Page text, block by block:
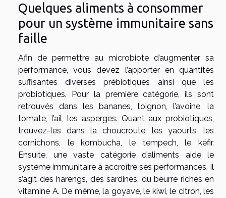
Quelques aliments à consommer
pour un système immunitaire sans
faille
Afin de permettre au microbiote d’augmenter sa
performance, vous devez l’apporter en quantités
suffisantes diverses prébiotiques ainsi que les
probiotiques. Pour la première catégorie, ils sont
retrouvés dans les bananes, l’oignon, l’avoine, la
tomate, l’ail, les asperges. Quant aux probiotiques,
trouvez-les dans la choucroute, les yaourts, les
cornichons, le kombucha, le tempech, le kéfir.
Ensuite, une vaste catégorie d’aliments aide le
système immunitaire à accroître ses performances. Il
s’agit des harengs, des sardines, du beurre riches en
vitamine A. De même, la goyave, le kiwi, le citron, les